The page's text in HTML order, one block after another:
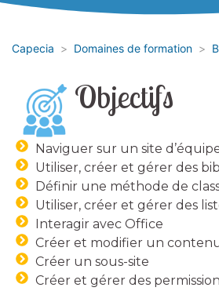
Capecia Domaines de formation
Objectifs
Naviguer sur un site
Utiliser, créer et gérer des
Définir une méthode de
Utiliser, créer et gérer des
Interagir avec Office
Créer et modifier un
Créer un sous-site
Créer et gérer des